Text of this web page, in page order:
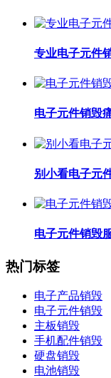
专业电子元件
电子元件销毁
别小看电子元
电子元件销毁
热门标签
电子产品销毁
电子元件销毁
主板销毁
手机配件销毁
硬盘销毁
电池销毁